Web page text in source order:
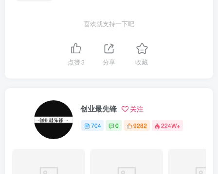
喜欢就支持一下吧
点赞3 分享 收藏
创业最先锋 关注
704 0 9282 224W+